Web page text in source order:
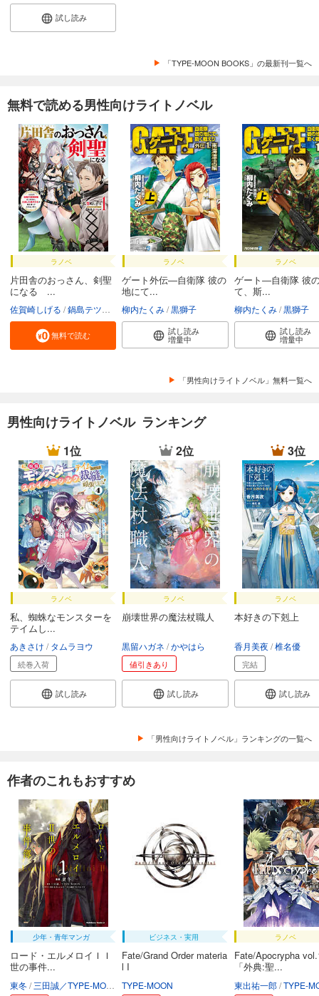
試し読み
「TYPE-MOON BOOKS」の最新刊一覧へ
無料で読める男性向けライトノベル
ラノベ
片田舎のおっさん、剣聖
になる ...
佐賀崎しげる 鍋島テツヒロ
無料で読む
ラノベ
ゲート外伝―自衛隊 彼の
地にて...
柳内たくみ 黒獅子
試し読み
増量中
ラノベ
ゲート―自衛隊 彼
て、斯...
柳内たくみ 黒獅子
試し読み
増量中
「男性向けライトノベル」無料一覧へ
男性向けライトノベル ランキング
1位
ラノベ
私、蜘蛛なモンスターを
テイムし...
あきさけ タムラヨウ
続巻入荷
試し読み
2位
ラノベ
崩壊世界の魔法杖職人
黒留ハガネ かやはら
値引きあり
試し読み
3位
ラノベ
本好きの下剋上
香月美夜 椎名優
完結
試し読み
「男性向けライトノベル」ランキングの一覧へ
作者のこれもおすすめ
少年・青年マンガ
ロード・エルメロイＩＩ
世の事件...
東冬 三田誠／TYPE-MOON 坂本みねぢ
ビジネス・実用
Fate/Grand Order materia
l I
TYPE-MOON
ラノベ
Fate/Apocrypha
「外典:聖...
東出祐一郎 TYPE-